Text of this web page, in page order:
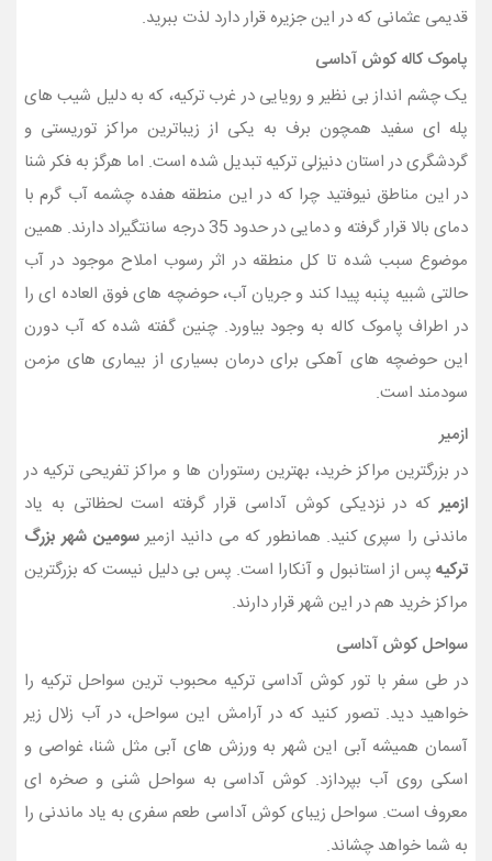
قدیمی عثمانی که در این جزیره قرار دارد لذت ببرید.
پاموک کاله کوش آداسی
یک چشم انداز بی نظیر و رویایی در غرب ترکیه، که به دلیل شیب های
پله ای سفید همچون برف به یکی از زیباترین مراكز توریستی و
گردشگری در استان دنیزلی ترکیه تبدیل شده است. اما هرگز به فکر شنا
در این مناطق نیوفتید چرا که در این منطقه هفده چشمه آب گرم با
دمای بالا قرار گرفته و دمایی در حدود 35 درجه سانتگیراد دارند. همین
موضوع سبب شده تا کل منطقه در اثر رسوب املاح موجود در آب
حالتی شبیه پنبه پیدا کند و جریان آب، حوضچه های فوق العاده ای را
در اطراف پاموک کاله به وجود بیاورد. چنین گفته شده که آب دورن
این حوضچه های آهکی برای درمان بسیاری از بیماری های مزمن
سودمند است.
ازمیر
در بزرگترین مراکز خرید، بهترین رستوران ها و مراکز تفریحی ترکیه در
ازمیر که در نزدیکی کوش آداسی قرار گرفته است لحظاتی به یاد
ماندنی را سپری کنید. همانطور که می دانید ازمیرسومین شهر بزرگ
ترکیه پس از استانبول و آنکارا است. پس بی دلیل نیست که بزرگترین
مراکز خرید هم در این شهر قرار دارند.
سواحل کوش آداسی
در طی سفر با تور کوش آداسی ترکیه محبوب ترین سواحل ترکیه را
خواهید دید. تصور کنید که در آرامش این سواحل، در آب زلال زیر
آسمان همیشه آبی این شهر به ورزش‌ های آبی مثل شنا، غواصی و
اسکی روی آب بپردازد. کوش‌ آداسی به سواحل شنی و صخره‌ ای
معروف است. سواحل زیبای کوش آداسی طعم سفری به یاد ماندنی را
به شما خواهد چشاند.